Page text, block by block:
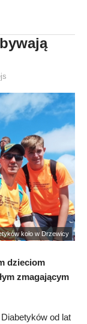
koło w Drzewicy
dzieciom
zmagającym
od lat